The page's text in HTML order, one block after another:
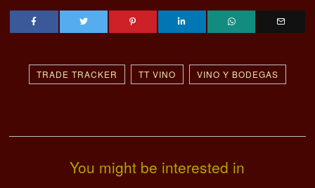
TRADE TRACKER TT VINO VINO Y BODEGAS
You might be interested in